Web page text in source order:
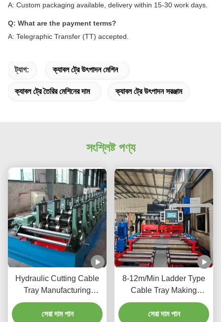
A: Custom packaging available, delivery within 15-30 work days.
Q: What are the payment terms?
A: Telegraphic Transfer (TT) accepted.
ট্যাগ: ক্যাবল ট্রে উৎপাদন মেশিন
ক্যাবল ট্রে তৈরির মেশিনের দাম ক্যাবল ট্রে উৎপাদন সরঞ্জাম
সংশ্লিষ্ট পণ্য
Hydraulic Cutting Cable
Tray Manufacturing
Machine For 0.8-2.0mm
Galvanized Sheet
সেরা দাম পান
8-12m/Min Ladder Type
Cable Tray Making
Machine With PLC Touch
Screen Control
সেরা দাম পান